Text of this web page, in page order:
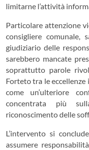
limitarne l’attività
Particolare attenzione
consigliere comunale,
giudiziario delle
sarebbero mancate
soprattutto parole
Forteto tra le
come un’ulteriore
concentrata più
riconoscimento delle
L’intervento si
assumere